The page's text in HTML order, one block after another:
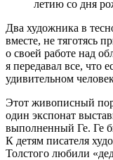
летию со дня
Два художника в
вместе, не тяготясь
о своей работе над
я передавал все, что
удивительном
Этот живописный
один экспонат
выполненный Ге. Ге
К детям писателя
Толстого любили